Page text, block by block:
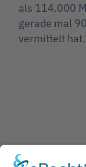
als 114.000
gerade mal
vermittelt